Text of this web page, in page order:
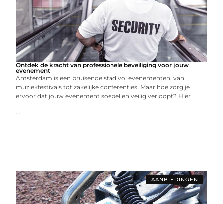
Ontdek de kracht van professionele beveiliging voor jouw
evenement
Amsterdam is een bruisende stad vol evenementen, van
muziekfestivals tot zakelijke conferenties. Maar hoe zorg je
ervoor dat jouw evenement soepel en veilig verloopt? Hier
...
AANBIEDINGEN